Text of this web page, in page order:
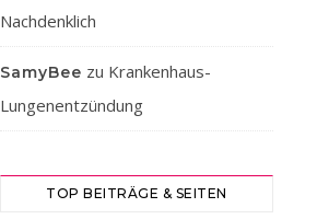
Nachdenklich
SamyBee zu Krankenhaus-
Lungenentzündung
TOP BEITRÄGE & SEITEN